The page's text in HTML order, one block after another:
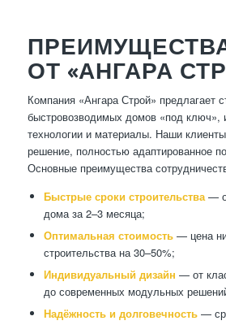
ОТ «АНГАРА
Компания «Ангара Строй» предлагает
быстровозводимых домов «под ключ»,
технологии и материалы. Наши
решение, полностью адаптированное
Основные преимущества
Быстрые сроки строительства—
дома за 2–3 месяца;
Оптимальная стоимость— цена
строительства на 30–50%;
Индивидуальный дизайн — от
до современных модульных
Надёжность и долговечность—